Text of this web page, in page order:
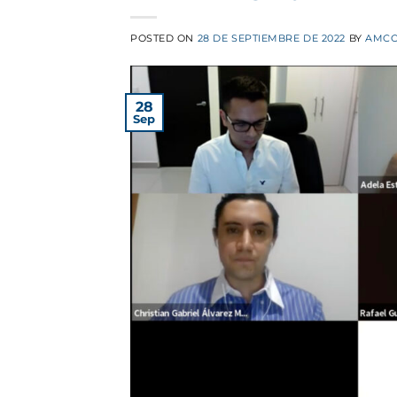
POSTED ON 28 DE SEPTIEMBRE DE 2022 BY
28
Sep